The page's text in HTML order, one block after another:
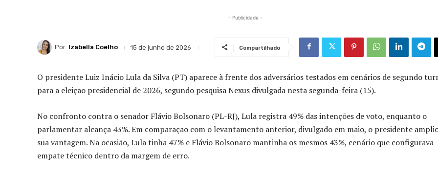
- Publicidade -
Por Izabella Coelho 15 de junho de 2026 Compartilhado
O presidente Luiz Inácio Lula da Silva (PT) aparece à frente dos adversários testados em cenários de segundo
para a eleição presidencial de 2026, segundo pesquisa Nexus divulgada nesta segunda-feira (15).
No confronto contra o senador Flávio Bolsonaro (PL-RJ), Lula registra 49% das intenções de voto, enquanto o
parlamentar alcança 43%. Em comparação com o levantamento anterior, divulgado em maio, o presidente
sua vantagem. Na ocasião, Lula tinha 47% e Flávio Bolsonaro mantinha os mesmos 43%, cenário que configurava
empate técnico dentro da margem de erro.